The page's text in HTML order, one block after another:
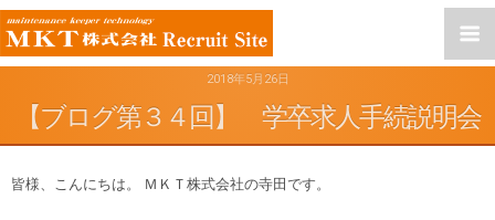
2018年5月26日
【ブログ第３４回】 学卒求人手続説明会
皆様、こんにちは。 ＭＫＴ株式会社の寺田です。